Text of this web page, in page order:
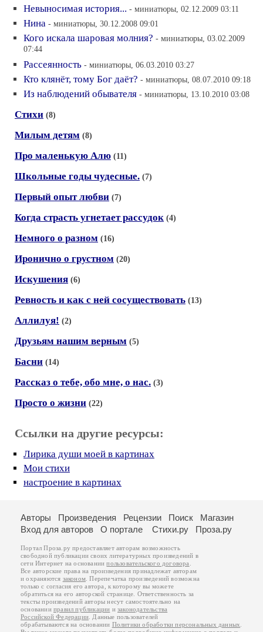
Невыносимая история... - миниатюры, 02.12.2009 03:11
Нина - миниатюры, 30.12.2008 09:01
Кого искала шаровая молния? - миниатюры, 03.02.2009
07:44
Рассеянность - миниатюры, 06.03.2010 03:27
Кто клянёт, тому Бог даёт? - миниатюры, 08.07.2010 09:18
Из наблюдений обывателя - миниатюры, 13.10.2010 03:08
Стихи (8)
Милым детям (8)
Про маленькую Алю (11)
Школьные годы чудесные. (7)
Первый опыт любви (7)
Когда страсть угнетает рассудок (4)
Немного о разном (16)
Иронично о грустном (20)
Искушения (6)
Ревность и как с ней сосуществовать (13)
Аллилуя! (2)
Друзьям нашим верным (5)
Басни (14)
Рассказ о тебе, обо мне, о нас. (3)
Просто о жизни (22)
Ссылки на другие ресурсы:
Лирика души моей в картинах
Мои стихи
настроение в картинах
Авторы Произведения Рецензии Поиск
Магазин
Вход для авторов
О портале Стихи.ру Проза.ру
Портал Проза.ру предоставляет авторам возможность
свободной публикации своих литературных произведений в
сети Интернет на основаниипользовательского договора
Все авторские права на произведения принадлежат авторам
и охраняются законом . Перепечатка произведений возможна
только с согласия его автора, к которому вы можете
обратиться на его авторской странице. Ответственность за
тексты произведений авторы несут самостоятельно на
основанииправил публикации изаконодательства
Российской Федерации . Данные пользователей
обрабатываются на основании Политики обработки персональных данных